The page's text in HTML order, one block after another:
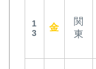
1
3
金
関
東